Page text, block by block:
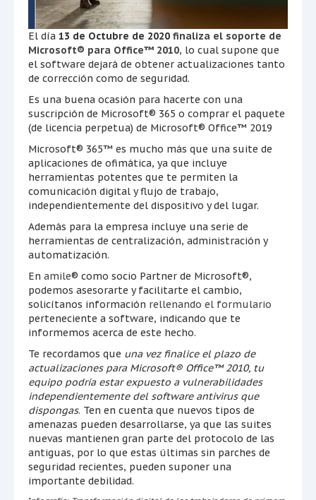
El día 13 de Octubre de 2020 finaliza el soporte de
Microsoft® para Office™ 2010, lo cual supone que
el software dejará de obtener actualizaciones tanto
de corrección como de seguridad.
Es una buena ocasión para hacerte con una
suscripción de Microsoft® 365 o comprar el paquete
(de licencia perpetua) de Microsoft® Office™ 2019
Microsoft® 365™ es mucho más que una suite de
aplicaciones de ofimática, ya que incluye
herramientas potentes que te permiten la
comunicación digital y flujo de trabajo,
independientemente del dispositivo y del lugar.
Además para la empresa incluye una serie de
herramientas de centralización, administración y
automatización.
En amile® como socio Partner de Microsoft®,
podemos asesorarte y facilitarte el cambio,
solicítanos información rellenando el formulario
perteneciente a software, indicando que te
informemos acerca de este hecho.
Te recordamos que una vez finalice el plazo de
actualizaciones para Microsoft® Office™ 2010, tu
equipo podría estar expuesto a vulnerabilidades
independientemente del software antivirus que
dispongas. Ten en cuenta que nuevos tipos de
amenazas pueden desarrollarse, ya que las suites
nuevas mantienen gran parte del protocolo de las
antiguas, por lo que estas últimas sin parches de
seguridad recientes, pueden suponer una
importante debilidad.